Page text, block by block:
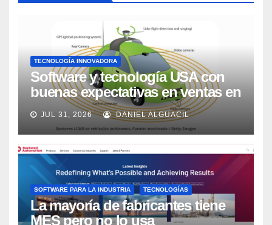
TECNOLOGÍA INNOVADORA
Software y tecnología USA con
buenas expectativas en ventas en
los próximos 2 años, según
Market Watch
JUL 31, 2026 DANIEL ALGUACIL
SOFTWARE PARA LA INDUSTRIA TECNOLOGÍAS
La mayoría de fabricantes tiene
MES pero no lo usa